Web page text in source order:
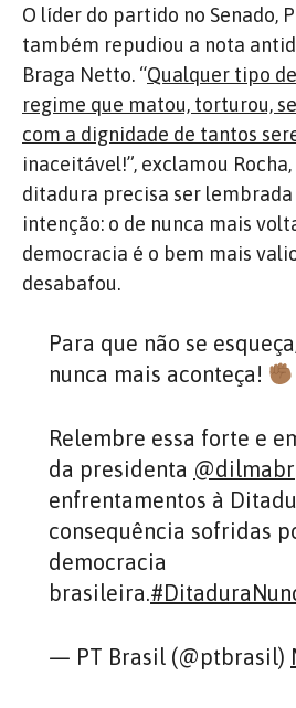
O líder do partido no Senado,
também repudiou a nota
Braga Netto. “Qualquer tipo
regime que matou, torturou,
com a dignidade de tantos
inaceitável!”, exclamou
ditadura precisa ser
intenção: o de nunca mais
democracia é o bem mais
desabafou.
Para que não se
nunca mais aconteça!
Relembre essa forte e
da presidenta @dilmabr
enfrentamentos à
consequência sofridas
democracia
brasileira.
— PT Brasil (@ptbrasil)